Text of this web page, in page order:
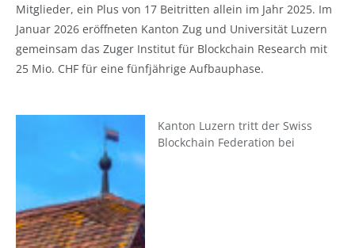
Mitglieder, ein Plus von 17 Beitritten allein im Jahr 2025. Im
Januar 2026 eröffneten Kanton Zug und Universität Luzern
gemeinsam das Zuger Institut für Blockchain Research mit
25 Mio. CHF für eine fünfjährige Aufbauphase.
Kanton Luzern tritt der Swiss
Blockchain Federation bei